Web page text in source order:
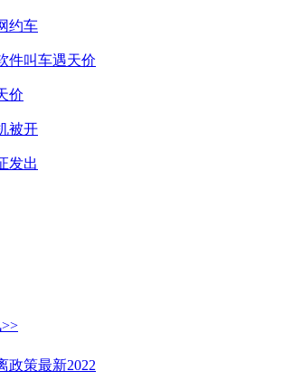
约车
件叫车遇天价
价
被开
发出
政策最新2022